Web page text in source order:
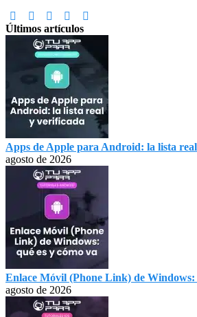
Últimos artículos
Apps de Apple para Android: la lista
agosto de 2026
Enlace Móvil (Phone Link) de Windows:
agosto de 2026